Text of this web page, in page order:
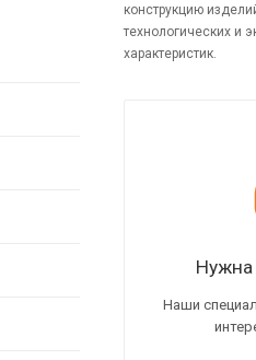
конструкцию
технологических и
характеристик.
Нужна
Наши